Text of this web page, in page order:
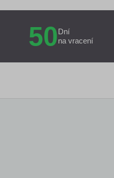
50Dní
na vracení